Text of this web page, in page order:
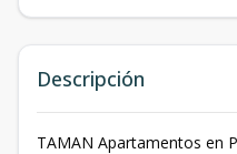
Descripción
TAMAN Apartamentos en